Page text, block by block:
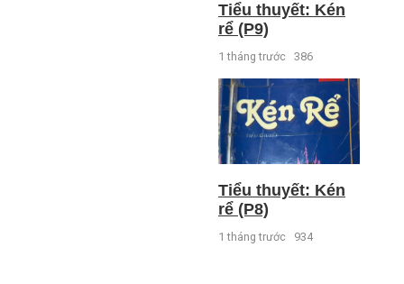
Tiểu thuyết: Kén
rể (P9)
1 tháng trước 386
Tiểu thuyết: Kén
rể (P8)
1 tháng trước 934